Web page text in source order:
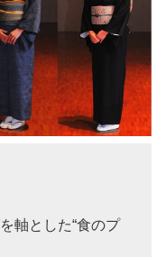
軸とした“食のプ